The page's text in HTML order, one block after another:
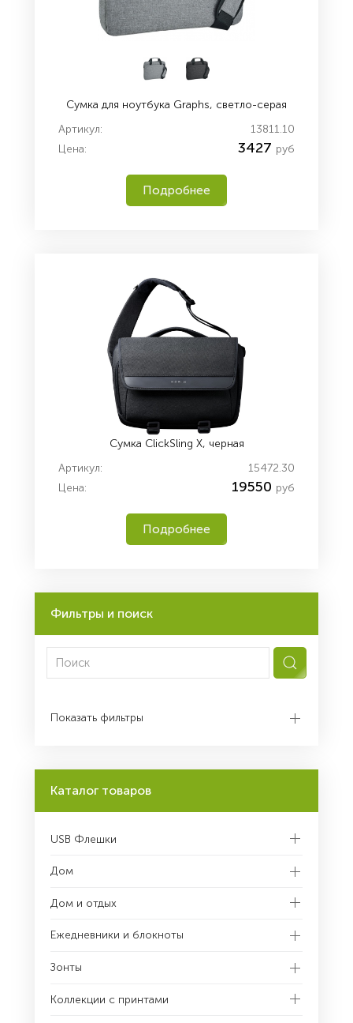
Фильтры и поиск
Показать фильтры
Каталог товаров
USB Флешки
Дом
Дом и отдых
Ежедневники и блокноты
Зонты
Коллекции с принтами
Сумка для ноутбука Graphs, светло-серая
Артикул:
13811.10
Цена:
3427 руб
Подробнее
Сумка ClickSling X, черная
Артикул:
15472.30
Цена:
19550 руб
Подробнее